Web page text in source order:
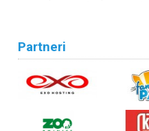
Partneri